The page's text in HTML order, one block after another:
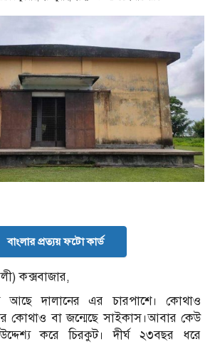
বাংলার প্রত্যয় ফটো কার্ড
কক্সবাজার,
দালানের এর চারপাশে। কোথাও
কোথাও বা জন্মেছে সাইকাস।আবার কেউ
করে চিরকুট। দীর্ঘ ২৩বছর ধরে